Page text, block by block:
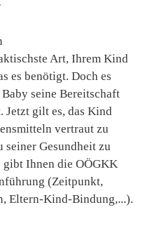
Art, Ihrem Kind
es benötigt. Doch es
seine Bereitschaft
Jetzt gilt es, das Kind
vertraut zu
seiner Gesundheit zu
gibt Ihnen die OÖGKK
(Zeitpunkt,
Eltern-Kind-Bindung,...).